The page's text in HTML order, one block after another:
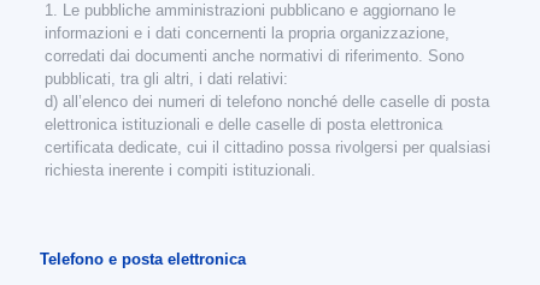
1. Le pubbliche amministrazioni pubblicano e aggiornano le
informazioni e i dati concernenti la propria organizzazione,
corredati dai documenti anche normativi di riferimento. Sono
pubblicati, tra gli altri, i dati relativi:
d) all’elenco dei numeri di telefono nonché delle caselle di posta
elettronica istituzionali e delle caselle di posta elettronica
certificata dedicate, cui il cittadino possa rivolgersi per qualsiasi
richiesta inerente i compiti istituzionali.
Telefono e posta elettronica